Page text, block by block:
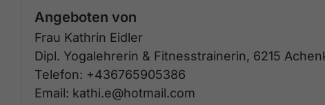
Angeboten von
Frau Kathrin Eidler
Dipl. Yogalehrerin & Fitnesstrainerin, 6215
Telefon: +436765905386
Email: kathi.e@hotmail.com